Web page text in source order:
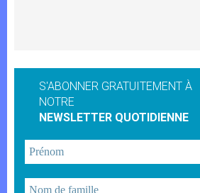
S'ABONNER GRATUITEMENT À
NOTRE
NEWSLETTER QUOTIDIENNE